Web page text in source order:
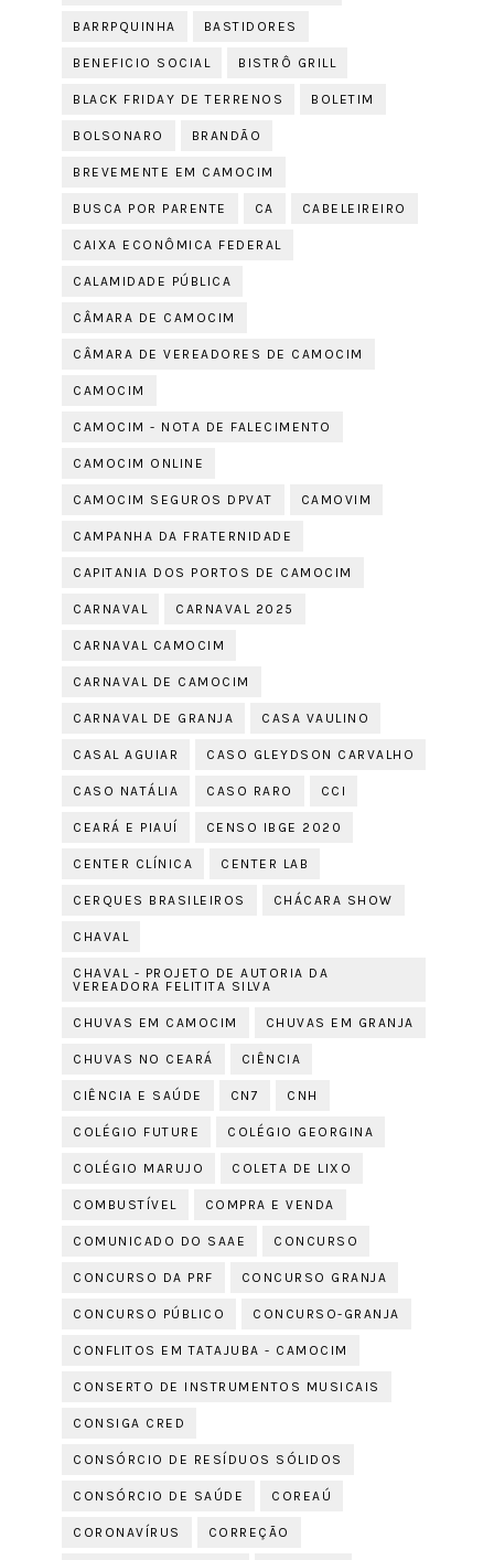
BARRPQUINHA BASTIDORES
BENEFICIO SOCIAL BISTRÔ GRILL
BLACK FRIDAY DE TERRENOS BOLETIM
BOLSONARO BRANDÃO
BREVEMENTE EM CAMOCIM
BUSCA POR PARENTE CA CABELEIREIRO
CAIXA ECONÔMICA FEDERAL
CALAMIDADE PÚBLICA
CÂMARA DE CAMOCIM
CÂMARA DE VEREADORES DE CAMOCIM
CAMOCIM
CAMOCIM - NOTA DE FALECIMENTO
CAMOCIM ONLINE
CAMOCIM SEGUROS DPVAT CAMOVIM
CAMPANHA DA FRATERNIDADE
CAPITANIA DOS PORTOS DE CAMOCIM
CARNAVAL CARNAVAL 2025
CARNAVAL CAMOCIM
CARNAVAL DE CAMOCIM
CARNAVAL DE GRANJA CASA VAULINO
CASAL AGUIAR CASO GLEYDSON CARVALHO
CASO NATÁLIA CASO RARO CCI
CEARÁ E PIAUÍ CENSO IBGE 2020
CENTER CLÍNICA CENTER LAB
CERQUES BRASILEIROS CHÁCARA SHOW
CHAVAL
CHAVAL - PROJETO DE AUTORIA DA
VEREADORA FELITITA SILVA
CHUVAS EM CAMOCIM CHUVAS EM GRANJA
CHUVAS NO CEARÁ CIÊNCIA
CIÊNCIA E SAÚDE CN7 CNH
COLÉGIO FUTURE COLÉGIO GEORGINA
COLÉGIO MARUJO COLETA DE LIXO
COMBUSTÍVEL COMPRA E VENDA
COMUNICADO DO SAAE CONCURSO
CONCURSO DA PRF CONCURSO GRANJA
CONCURSO PÚBLICO CONCURSO-GRANJA
CONFLITOS EM TATAJUBA - CAMOCIM
CONSERTO DE INSTRUMENTOS MUSICAIS
CONSIGA CRED
CONSÓRCIO DE RESÍDUOS SÓLIDOS
CONSÓRCIO DE SAÚDE COREAÚ
CORONAVÍRUS CORREÇÃO